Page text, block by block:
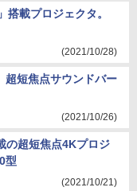
載プロジェクタ。
(2021/10/28)
短焦点サウンドバー
(2021/10/26)
超短焦点4Kプロジ
型
(2021/10/21)